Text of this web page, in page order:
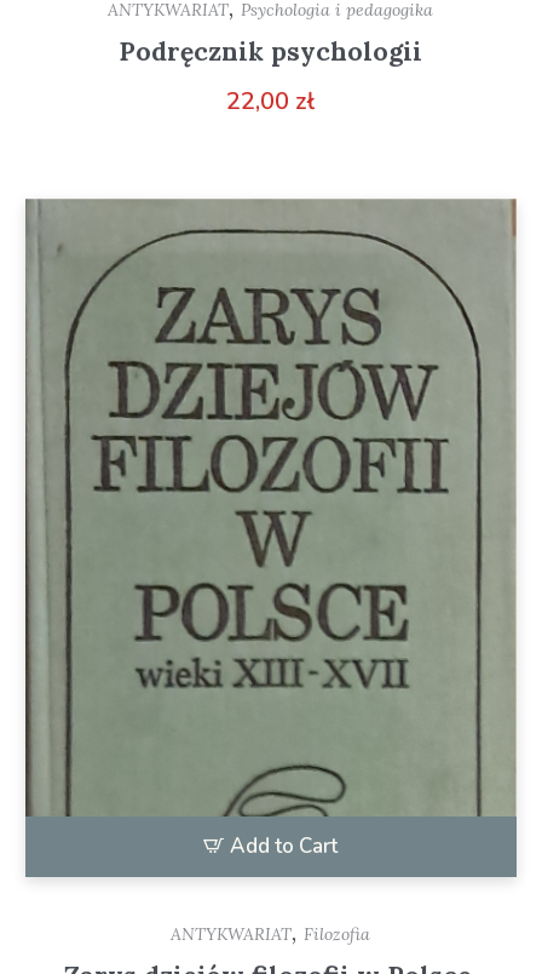
ANTYKWARIAT,Psychologia i pedagogika
Podręcznik psychologii
22,00 zł
Add to Cart
ANTYKWARIAT,Filozofia